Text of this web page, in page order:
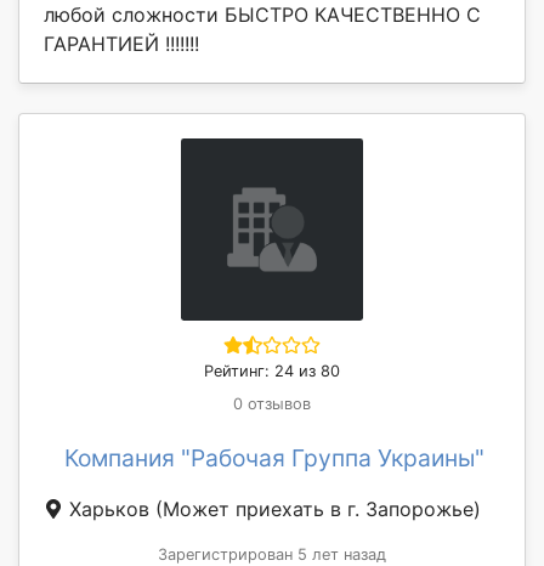
любой сложности БЫСТРО КАЧЕСТВЕННО С
ГАРАНТИЕЙ !!!!!!!
Рейтинг: 24 из 80
0 отзывов
Компания "Рабочая Группа Украины"
Харьков (Может приехать в г. Запорожье)
Зарегистрирован 5 лет назад